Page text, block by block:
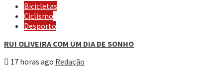
Bicicletas
Ciclismo
Desporto
RUI OLIVEIRA COM UM DIA DE SONHO
17 horas ago Redação